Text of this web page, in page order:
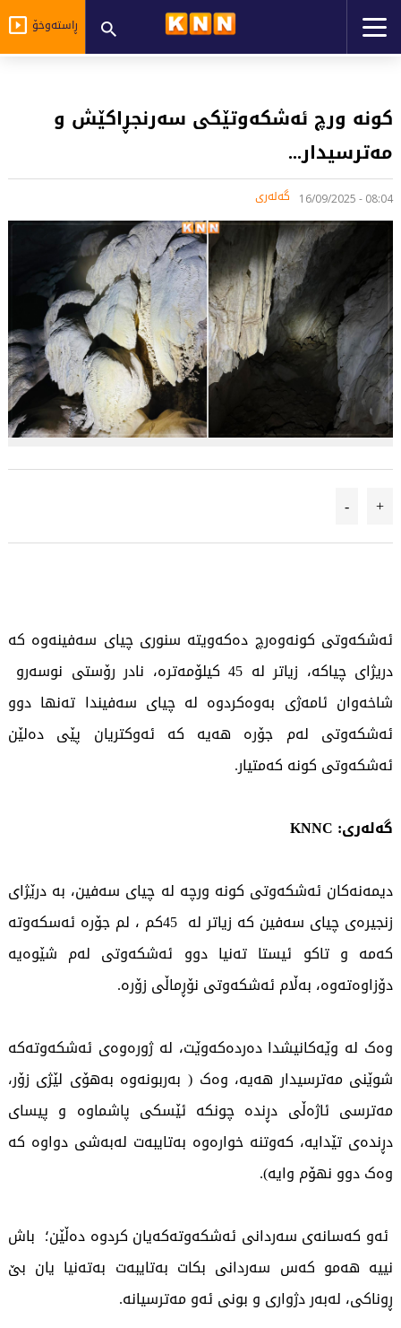
ڕاستەوخۆ
کونە ورچ ئەشکەوتێکی سەرنجڕاکێش و
مەترسیدار...
08:04 - 16/09/2025 گەلەری
+
-
ئەشکەوتی کونەوەرچ دەکەویتە سنوری چیای سەفینەوە کە
دریژای چیاکە، زیاتر لە 45 کیلۆمەترە، نادر رۆستی نوسەرو
شاخەوان ئامەژی بەوەکردوە لە چیای سەفیندا تەنها دوو
ئەشکەوتی لەم جۆرە هەیە کە ئەوکتریان پێی دەلێن
ئەشکەوتی کونە کەمتیار.
گەلەری: KNNC
دیمەنەکان ئەشکەوتی کونە ورچە لە چیای سەفین، بە درێژای
زنجیرەی چیای سەفین کە زیاتر لە 45کم ، لم جۆرە ئەسکەوتە
کەمە و تاکو ئیستا تەنیا دوو ئەشکەوتی لەم شێوەیە
دۆزاوەتەوە، بەڵام ئەشکەوتی نۆڕماڵی زۆرە.
وەک لە وێەکانیشدا دەردەکەوێت، لە ژورەوەی ئەشکەوتەکە
شوێنی مەترسیدار هەیە، وەک ( بەربونەوە بەهۆی لێژی زۆر،
مەترسی ئاژەڵی دڕندە چونکە ئێسکی پاشماوە و پیسای
دڕندەی تێدایە، کەوتنە خوارەوە بەتایبەت لەبەشی دواوە کە
وەک دوو نهۆم وایە).
ئەو کەسانەی سەردانی ئەشکەوتەکەیان کردوە دەڵێن؛ باش
نییە هەمو کەس سەردانی بکات بەتایبەت بەتەنیا یان بێ
ڕوناکی، لەبەر دژواری و بونی ئەو مەترسیانە.